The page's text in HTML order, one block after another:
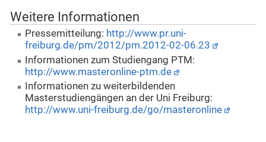
Weitere Informationen
Pressemitteilung: http://www.pr.uni-
freiburg.de/pm/2012/pm.2012-02-06.23
Informationen zum Studiengang PTM:
http://www.masteronline-ptm.de
Informationen zu weiterbildenden
Masterstudiengängen an der Uni Freiburg:
http://www.uni-freiburg.de/go/masteronline